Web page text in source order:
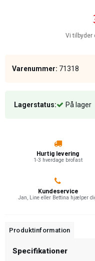
Vi tilbyder
Varenummer: 71318
Lagerstatus: På lager
Hurtig levering
1-3 hverdage brofast
Kundeservice
Jan, Line eller Bettina hjælper
Produktinformation
Specifikationer